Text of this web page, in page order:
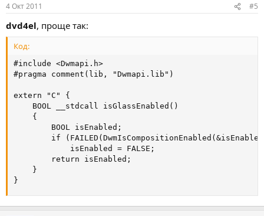
4 Окт 2011 #5
dvd4el, проще так:
Код:
#include <Dwmapi.h>
#pragma comment(lib, "Dwmapi.lib")
extern "C" {
}